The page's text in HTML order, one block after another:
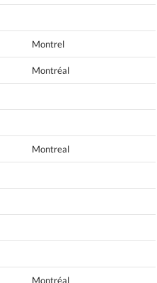
Montrel
Montréal
Montreal
Montréal